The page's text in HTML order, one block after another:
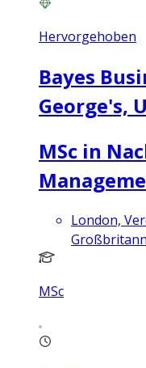
Hervorgehoben
Bayes
George's,
MSc in
London,
MSc